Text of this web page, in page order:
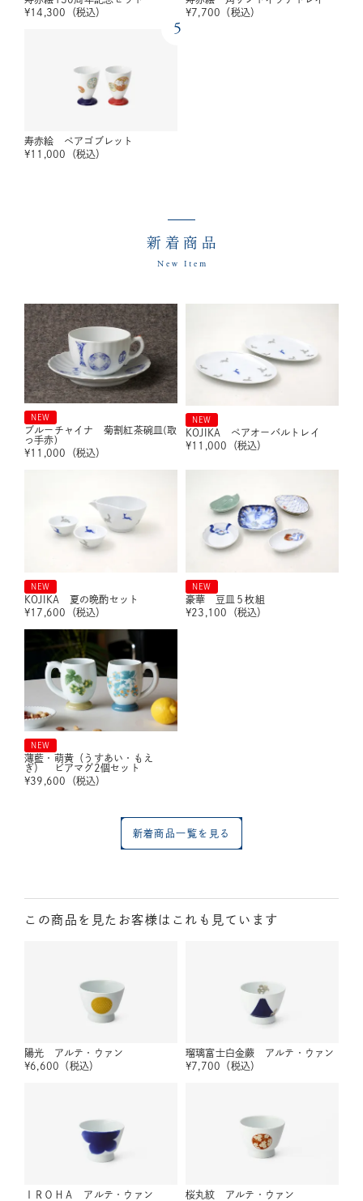
¥14,300 （税込）
¥7,700 （税込）
5
寿赤絵 ペアゴブレット
¥11,000 （税込）
新着商品
New Item
NEW
ブルーチャイナ 菊割紅茶碗皿(取
っ手赤)
¥11,000 （税込）
NEW
KOJIKA ペアオーバルトレイ
¥11,000 （税込）
NEW
KOJIKA 夏の晩酌セット
¥17,600 （税込）
NEW
豪華 豆皿５枚組
¥23,100 （税込）
NEW
薄藍・萌黄（うすあい・もえ
ぎ） ビアマグ2個セット
¥39,600 （税込）
新着商品一覧を見る
この商品を見たお客様はこれも見ています
陽光 アルテ・ウァン
¥6,600 （税込）
瑠璃富士白金蕨 アルテ・ウァン
¥7,700 （税込）
ＩＲＯＨＡ アルテ・ウァン
桜丸紋 アルテ・ウァン